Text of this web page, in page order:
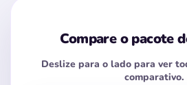
Compare o pacote
Deslize para o lado para ver
comparativo.